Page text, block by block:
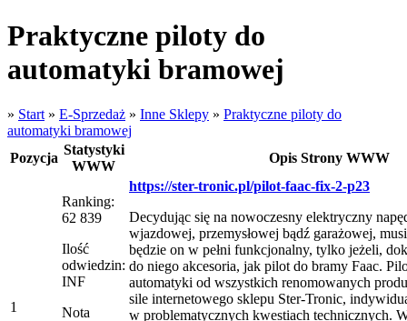
Praktyczne piloty do
automatyki bramowej
» Start » E-Sprzedaż » Inne Sklepy » Praktyczne piloty do
automatyki bramowej
Pozycja
Statystyki
WWW
Opis Strony WWW
1
Ranking:
62 839
Ilość
odwiedzin:
INF
Nota
https://ster-tronic.pl/pilot-faac-fix-2-p23
Decydując się na nowoczesny elektryczny
wjazdowej, przemysłowej bądź garażowej,
będzie on w pełni funkcjonalny, tylko jeżeli,
do niego akcesoria, jak pilot do bramy Faac.
automatyki od wszystkich renomowanych
sile internetowego sklepu Ster-Tronic,
w problematycznych kwestiach technicznych.